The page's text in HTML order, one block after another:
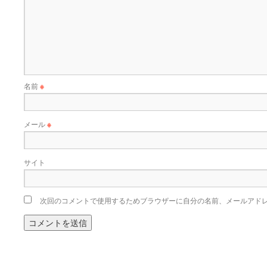
名前※
メール※
サイト
次回のコメントで使用するためブラウザーに自分の名前、メールアド